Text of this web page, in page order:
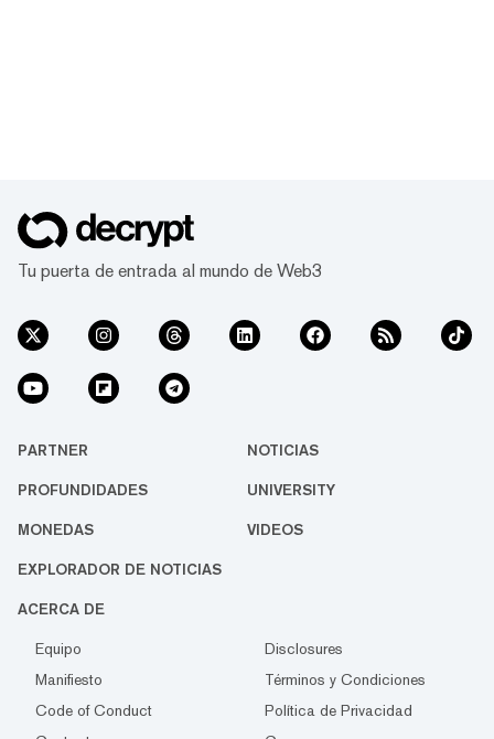
Tu puerta de entrada al mundo de Web3
PARTNER NOTICIAS
PROFUNDIDADES UNIVERSITY
MONEDAS VIDEOS
EXPLORADOR DE NOTICIAS
ACERCA DE
Equipo
Disclosures
Manifiesto
Términos y Condiciones
Code of Conduct
Política de Privacidad